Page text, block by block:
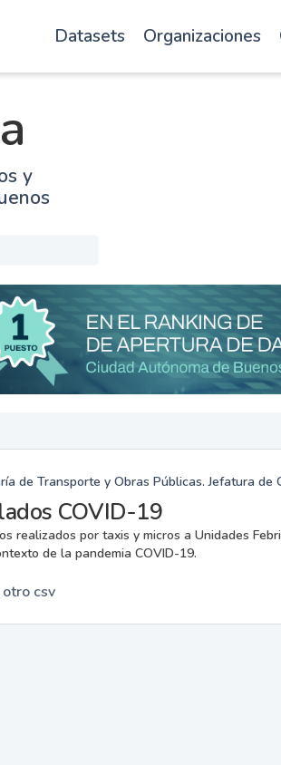
Datasets Organizaciones
y
de Transporte y Obras Públicas. Jefatura de
COVID-19
realizados por taxis y micros a Unidades
de la pandemia COVID-19.
otro csv